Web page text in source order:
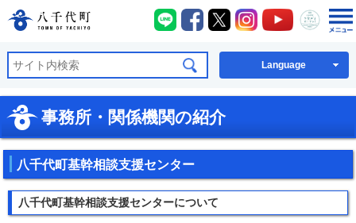
八千代町公式ホームページ
八千代町LINE
八千代町Facebook
八千代町X八千代町Instagram
八千代町
八千
Language
事務所・関係機関の紹介
八千代町基幹相談支援センター
八千代町基幹相談支援センターについて